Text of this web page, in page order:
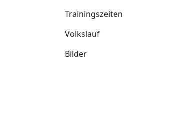
Trainingszeiten
Volkslauf
Bilder